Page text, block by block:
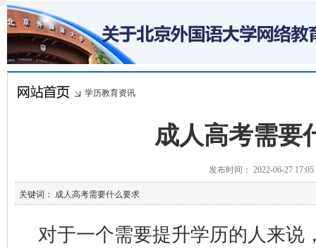
学历教育资讯
成人高考需要
发布时间： 2022-06-27
关键词： 成人高考需要什么要求
对于一个需要提升学历的人来说